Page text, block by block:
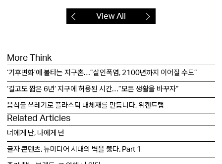
View All
More Think
‘기후변화’에 불타는 지구촌…”살인폭염, 2100년까지 이어질 수도”
‘길고도 짧은 6년’ 지구에 허용된 시간…”모든 생활을 바꾸자”
음식물 쓰레기로 플라스틱 대체재를 만듭니다, 위캔드랩
Related Articles
너에게 난, 나에게 넌
글자 콘텐츠, 뉴미디어 시대의 벽을 뚫다. Part 1